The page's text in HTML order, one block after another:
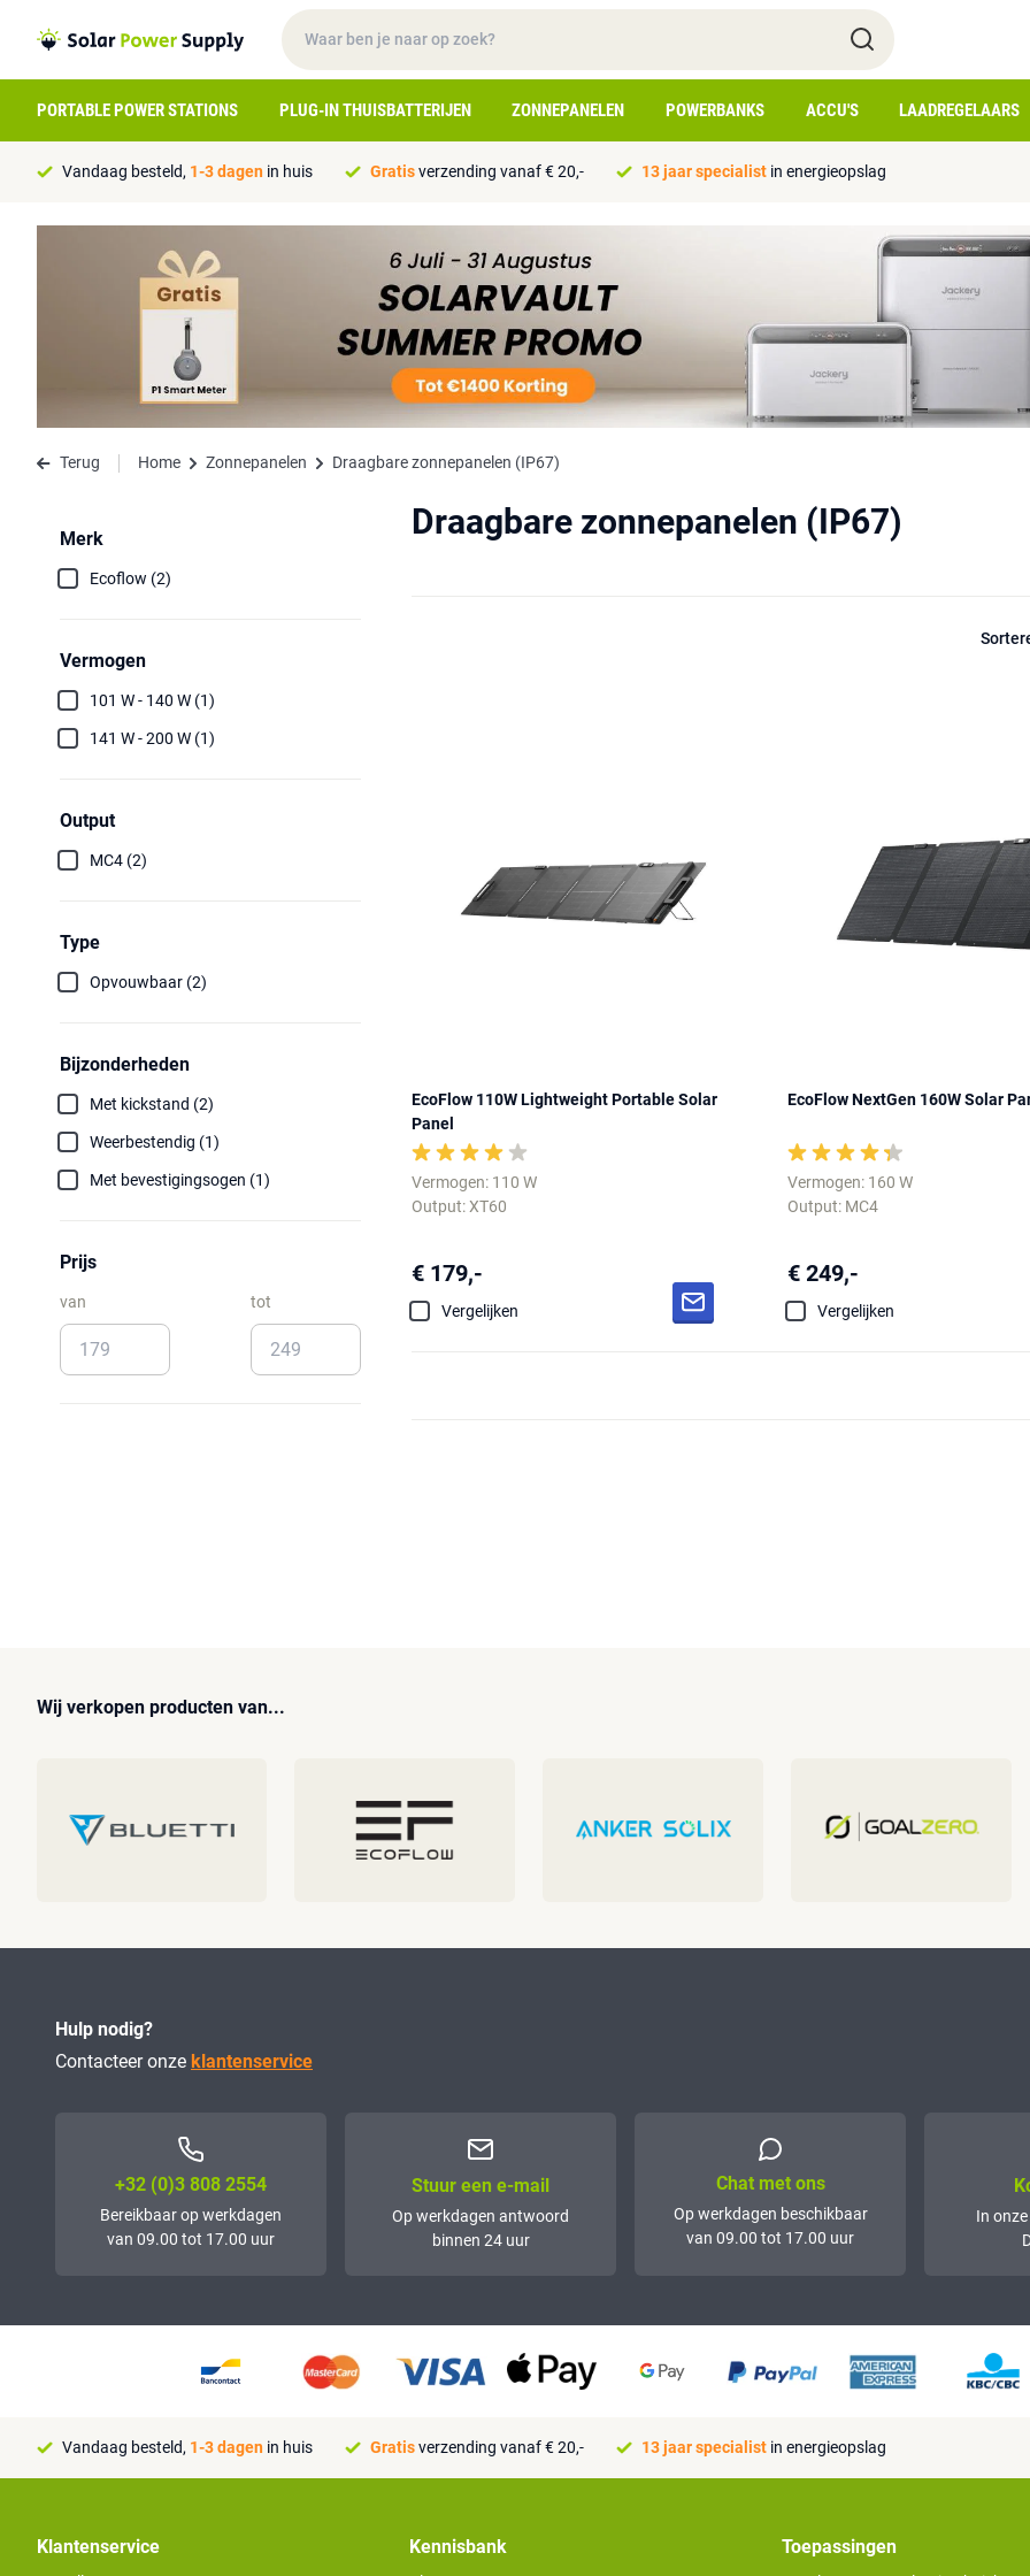
PORTABLE POWER STATIONS PLUG-IN THUISBATTERIJEN ZONNEPANELEN POWERBANKS ACCU'S LAADREGELAARS
Vandaag besteld, 1-3 dagen in huis Gratisverzending vanaf € 20,- 13 jaar specialist in energieopslag
Terug Home Zonnepanelen Draagbare zonnepanelen (IP67)
Merk
Ecoflow (2)
Vermogen
101 W - 140 W (1)
141 W - 200 W (1)
Output
MC4 (2)
Type
Opvouwbaar (2)
Bijzonderheden
Met kickstand (2)
Weerbestendig (1)
Met bevestigingsogen (1)
Prijs
van tot
Draagbare zonnepanelen (IP67)
EcoFlow 110W Lightweight Portable Solar
Panel
Vermogen: 110 W
Output: XT60
€ 179,-
Vergelijken
EcoFlow NextGen 160W Solar
Vermogen: 160 W
Output: MC4
€ 249,-
Vergelijken
Wij verkopen producten van...
Hulp nodig?
Contacteer onze klantenservice
+32 (0)3 808 2554
Bereikbaar op werkdagen
van 09.00 tot 17.00 uur
Stuur een e-mail
Op werkdagen antwoord
binnen 24 uur
Chat met ons
Op werkdagen beschikbaar
van 09.00 tot 17.00 uur
In
Vandaag besteld, 1-3 dagen in huis Gratisverzending vanaf € 20,- 13 jaar specialist in energieopslag
Klantenservice Kennisbank Toepassingen